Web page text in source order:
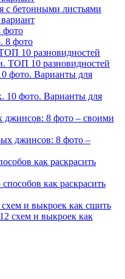
фото
10 разновидностей
фото. Варианты для
джинсов: 8 фото – своими
как раскрасить
и выкроек как сшить